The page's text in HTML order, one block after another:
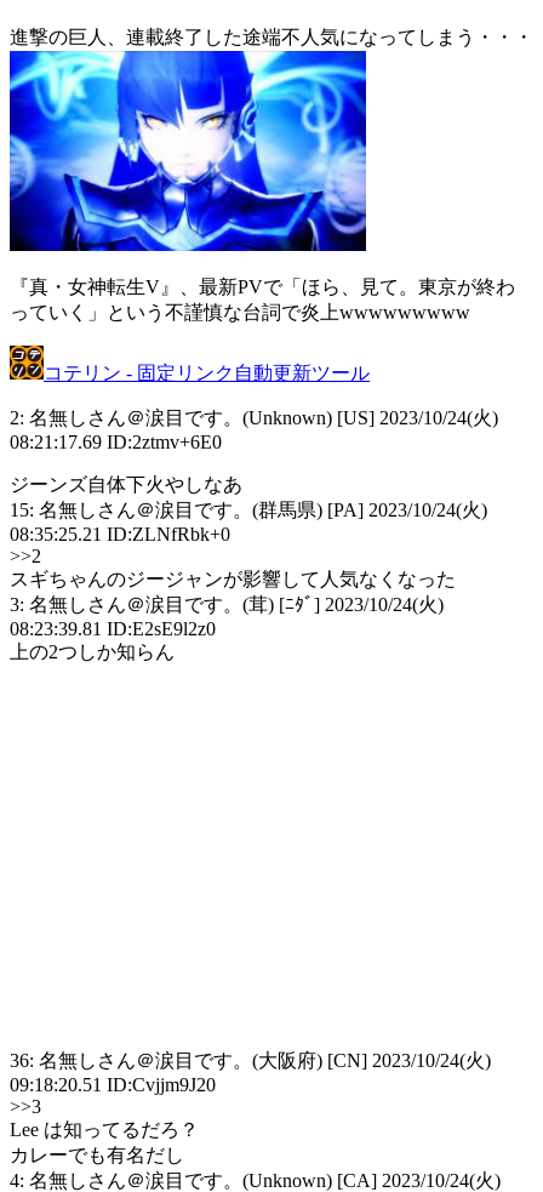
進撃の巨人、連載終了した途端不人気になってしまう・・・
『真・女神転生V』、最新PVで「ほら、見て。東京が終わ
っていく」という不謹慎な台詞で炎上wwwwwwwww
コテリン - 固定リンク自動更新ツール
2: 名無しさん＠涙目です。(Unknown) [US] 2023/10/24(火)
08:21:17.69 ID:2ztmv+6E0
ジーンズ自体下火やしなあ
15: 名無しさん＠涙目です。(群馬県) [PA] 2023/10/24(火)
08:35:25.21 ID:ZLNfRbk+0
>>2
スギちゃんのジージャンが影響して人気なくなった
3: 名無しさん＠涙目です。(茸) [ﾆﾀﾞ] 2023/10/24(火)
08:23:39.81 ID:E2sE9l2z0
上の2つしか知らん
36: 名無しさん＠涙目です。(大阪府) [CN] 2023/10/24(火)
09:18:20.51 ID:Cvjjm9J20
>>3
Lee は知ってるだろ？
カレーでも有名だし
4: 名無しさん＠涙目です。(Unknown) [CA] 2023/10/24(火)